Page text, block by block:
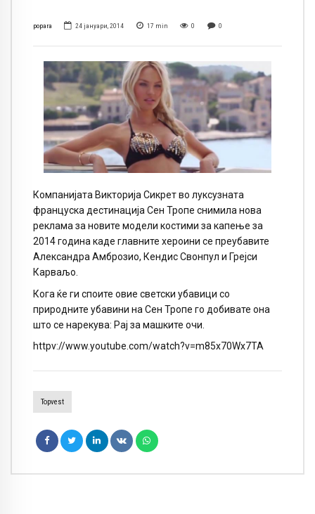
popara 24 јануари, 2014 17 min 0 0
Компанијата Викторија Сикрет во луксузната
француска дестинација Сен Тропе снимила нова
реклама за новите модели костими за капење за
2014 година каде главните хероини се преубавите
Александра Амброзио, Кендис Свонпул и Грејси
Карваљо.
Кога ќе ги споите овие светски убавици со
природните убавини на Сен Тропе го добивате она
што се нарекува: Рај за машките очи.
httpv://www.youtube.com/watch?v=m85x70Wx7TA
Topvest